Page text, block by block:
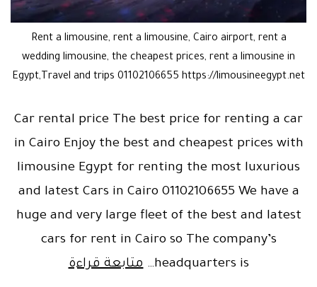
Rent a limousine, rent a limousine, Cairo airport, rent a
wedding limousine, the cheapest prices, rent a limousine in
Egypt,Travel and trips 01102106655 https://limousineegypt.net
Car rental price The best price for renting a car
in Cairo Enjoy the best and cheapest prices with
limousine Egypt for renting the most luxurious
and latest Cars in Cairo 01102106655 We have a
huge and very large fleet of the best and latest
cars for rent in Cairo so The company’s
headquarters is…
متابعة قراءةCar